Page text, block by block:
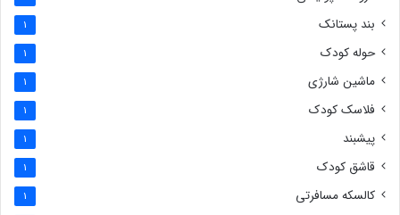
بند پستانک 1
حوله کودک 1
ماشین شارژی 1
فلاسک کودک 1
پیشبند 1
قاشق کودک 1
کالسکه مسافرتی 1